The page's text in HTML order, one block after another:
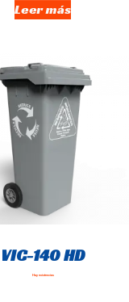
Leer más
VIC-140 HD
Hay existencias